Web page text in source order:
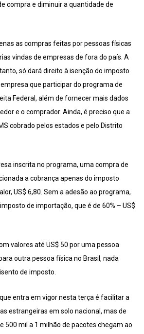
compra e diminuir a quantidade de
as compras feitas por pessoas físicas
vindas de empresas de fora do país. A
só dará direito à isenção do imposto
que participar do programa de
Federal, além de fornecer mais dados
e o comprador. Ainda, é preciso que a
cobrado pelos estados e pelo Distrito
inscrita no programa, uma compra de
a cobrança apenas do imposto
US$ 6,80. Sem a adesão ao programa,
de importação, que é de 60% – US$
valores até US$ 50 por uma pessoa
outra pessoa física no Brasil, nada
de imposto.
entra em vigor nesta terça é facilitar a
estrangeiras em solo nacional, mas de
500 mil a 1 milhão de pacotes chegam ao